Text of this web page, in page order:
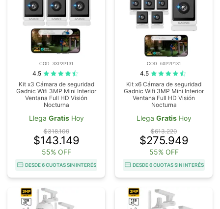
COD. 3XP2P131
4.5
Kit x3 Cámara de seguridad
Gadnic Wifi 3MP Mini Interior
Ventana Full HD Visión
Nocturna
Llega GratisHoy
$318.109
$143.149
55% OFF
DESDE 6 CUOTAS SIN INTERÉS
COD. 6XP2P131
4.5
Kit x6 Cámara de seguridad
Gadnic Wifi 3MP Mini Interior
Ventana Full HD Visión
Nocturna
Llega GratisHoy
$613.220
$275.949
55% OFF
DESDE 6 CUOTAS SIN INTERÉS